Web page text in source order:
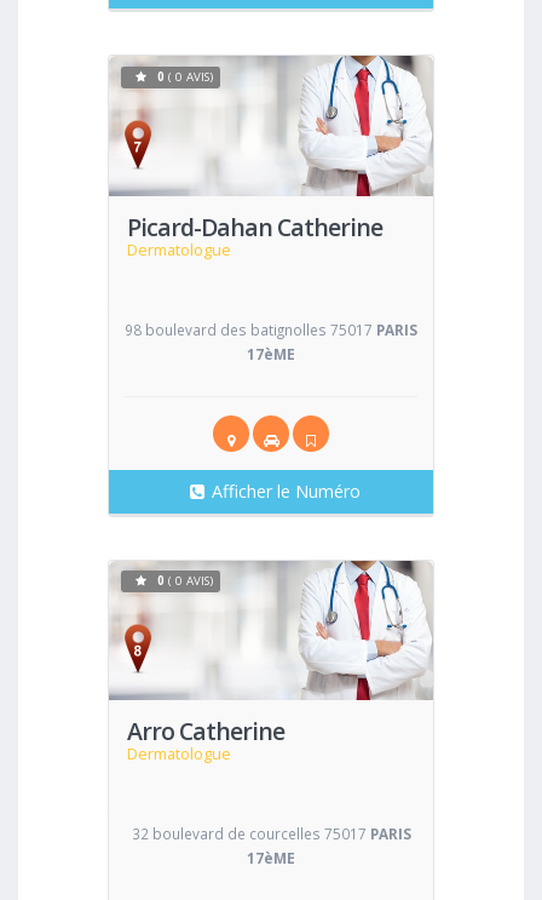
Picard-Dahan Catherine
Dermatologue
Voir
0 ( 0 AVIS)
98 boulevard des batignolles 75017 PARIS
17èME
Afficher le Numéro
Arro Catherine
Dermatologue
Voir
0 ( 0 AVIS)
32 boulevard de courcelles 75017 PARIS
17èME